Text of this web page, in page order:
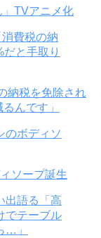
」TVアニメ化
納税を免除され
んです」
ソープ誕生